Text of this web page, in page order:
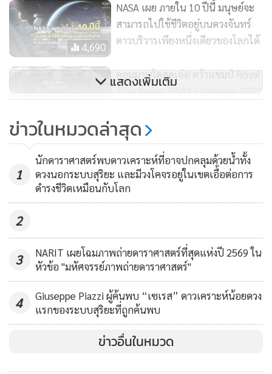
ยานอวกาศ HOPE เป็นส่วนหนึ่งของภารกิจสำรวจดาวอังคาร
ของประเทศสหรัฐอาหรับเอมิเรตส์ (Emirates Mars Mission
หรือ EMM) ภายใต้ความรับผิดชอบของหน่วยงานอวกาศแห่ง
สหรัฐอาหรับเอมิเรตส์ (United Arab Emirates Space Agency)
พัฒนาโดยมหาวิทยาลัยโคโลราโดโบลเดอร์ (University of
Colorado Boulder) ประเทศสหรัฐอเมริกา บริษัท บริษัท มิตซูบิ
ชิ อีเล็คทริค คอร์ปอเรชั่น (Mitsubishi Electric Corporation)
ประเทศญี่ปุ่น และทีมวิศวกรรมและนักวิทยาศาสตร์จากสหรัฐ
อาหรับเอมิเรตส์
ภารกิจของยานอวกาศ HOPE นอกจากถ่ายภาพความคมชัดสูง
ยังติดตั้งเครื่องมือตรวจสอบชั้นบรรยากาศของดาวอังคาร
รวบรวมข้อมูลสภาพอากาศของดาวอังคารในระดับต่างๆ ศึกษา
การเกิดพายุฝุ่น
4,690
NASA เผย ภายใน 10 ปีนี้ มนุษย์จะ
สามารถไปใช้ชีวิตอยู่บนดวงจันทร์
ดาวบริวารเพียงหนึ่งเดียวของโลกได้
คอมมานโดสุดเจ๋ง! คว้าแชมป์ Royal
Thai Police SWAT Challenge 2023
9,582
เจ้าฟ้าสิริวัณณวรีฯ ทรงนำวงดุริยางค์
RBSO ออกแสดงเพลงพระนิพนธ์
สามประเทศในยุโรป
แสดงเพิ่มเติม
ข่าวในหมวดล่าสุด
1
นักดาราศาสตร์พบดาวเคราะห์ที่อาจปกคลุมด้วยน้ำทั้ง
ดวงนอกระบบสุริยะ และมีวงโคจรอยู่ในเขตเอื้อต่อการ
ดำรงชีวิตเหมือนกับโลก
2
3
NARIT เผยโฉมภาพถ่ายดาราศาสตร์ที่สุดแห่งปี 2569 ใน
หัวข้อ "มหัศจรรย์ภาพถ่ายดาราศาสตร์"
4
Giuseppe Piazzi ผู้ค้นพบ “เซเรส” ดาวเคราะห์น้อยดวง
แรกของระบบสุริยะที่ถูกค้นพบ
ข่าวอื่นในหมวด